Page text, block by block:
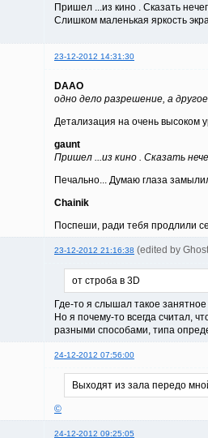
Пришел ...из кино . Сказать
Слишком маленькая яркость
23-12-2012 14:31:30
DAAO
одно дело разрешение, а
Детализация на очень высоком
gaunt
Пришел ...из кино . Сказать
Печально... Думаю глаза
Chainik
Поспеши, ради тебя продлили
23-12-2012 21:16:38 (edited by
от строба в 3D
Где-то я слышал такое
Но я почему-то всегда считал,
разными способами, типа
24-12-2012 07:56:00
Выходят из зала передо
©
24-12-2012 09:25:05